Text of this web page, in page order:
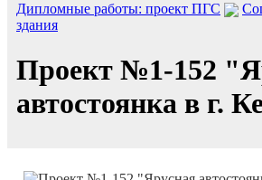
Дипломные работы: проект ПГС
здания
Проект №1-152
автостоянка в г.